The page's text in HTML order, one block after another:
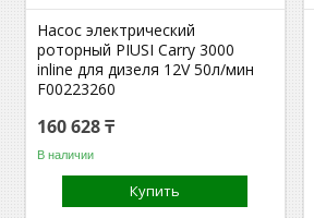
Насос электрический
роторный PIUSI Carry 3000
inline для дизеля 12V 50л/мин
F00223260
160 628 ₸
В наличии
Купить